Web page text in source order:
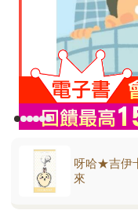
呀哈★吉伊
來